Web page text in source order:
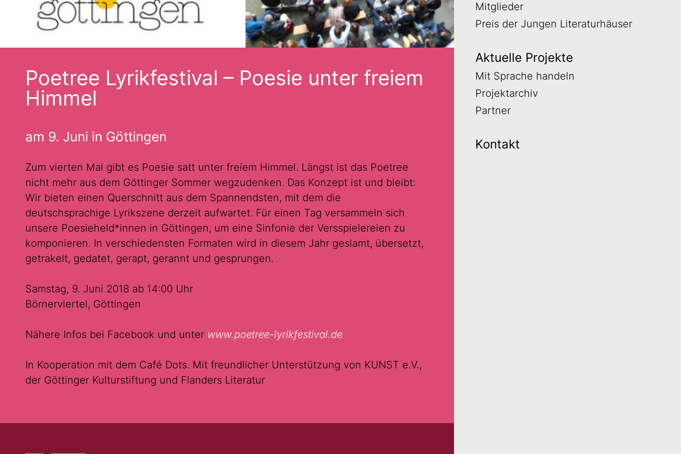
Poetree Lyrikfestival – Poesie unter freiem
Himmel
am 9. Juni in Göttingen
Zum vierten Mal gibt es Poesie satt unter freiem Himmel. Längst ist das Poetree
nicht mehr aus dem Göttinger Sommer wegzudenken. Das Konzept ist und bleibt:
Wir bieten einen Querschnitt aus dem Spannendsten, mit dem die
deutschsprachige Lyrikszene derzeit aufwartet. Für einen Tag versammeln sich
unsere Poesieheld*innen in Göttingen, um eine Sinfonie der Versspielereien zu
komponieren. In verschiedensten Formaten wird in diesem Jahr geslamt, übersetzt,
getrakelt, gedatet, gerapt, gerannt und gesprungen.
Samstag, 9. Juni 2018 ab 14:00 Uhr
Börnerviertel, Göttingen
Nähere Infos bei Facebook und unter www.poetree-lyrikfestival.de
In Kooperation mit dem Café Dots. Mit freundlicher Unterstützung von KUNST e.V.,
der Göttinger Kulturstiftung und Flanders Literatur
Mitglieder
Preis der Jungen Literaturhäuser
Aktuelle Projekte
Mit Sprache handeln
Projektarchiv
Partner
Kontakt